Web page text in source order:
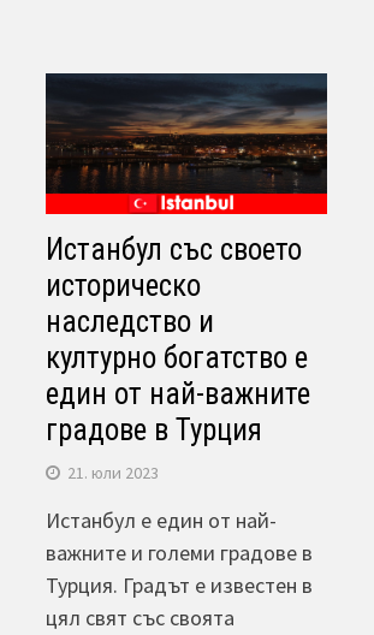
Истанбул със своето
историческо
наследство и
културно богатство е
един от най-важните
градове в Турция
21. юли 2023
Истанбул е един от най-
важните и големи градове в
Турция. Градът е известен в
цял свят със своята